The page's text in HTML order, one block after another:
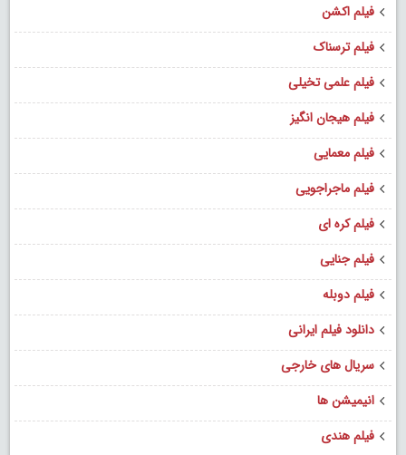
فیلم اکشن
فیلم ترسناک
فیلم علمی تخیلی
فیلم هیجان انگیز
فیلم معمایی
فیلم ماجراجویی
فیلم کره ای
فیلم جنایی
فیلم دوبله
دانلود فیلم ایرانی
سریال های خارجی
انیمیشن ها
فیلم هندی